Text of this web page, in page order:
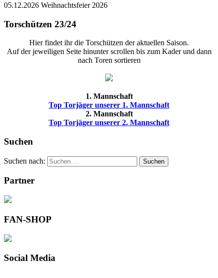
05.12.2026 Weihnachtsfeier 2026
Torschützen 23/24
Hier findet ihr die Torschützen der aktuellen Saison.
Auf der jeweiligen Seite hinunter scrollen bis zum Kader und dann
nach Toren sortieren
1. Mannschaft
Top Torjäger unserer 1. Mannschaft
2. Mannschaft
Top Torjäger unserer 2. Mannschaft
Suchen
Suchen nach: Suchen
Partner
FAN-SHOP
Social Media